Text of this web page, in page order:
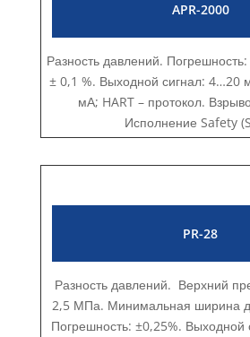
APR-2000
Разность давлений.
± 0,1 %. Выходной сигнал:
мА; HART – протокол.
Исполнение Safety
PR-28
Разность давлений. Верхний
2,5 МПа. Минимальная ширина
Погрешность: ±0,25%.